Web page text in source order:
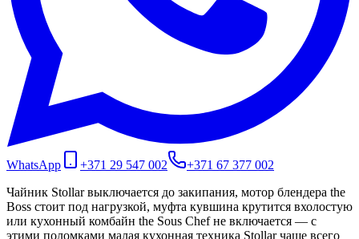
WhatsApp +371 29 547 002
+371 67 377 002
Чайник Stollar выключается до закипания, мотор блендера the
Boss стоит под нагрузкой, муфта кувшина крутится вхолостую
или кухонный комбайн the Sous Chef не включается — с
этими поломками малая кухонная техника Stollar чаще всего